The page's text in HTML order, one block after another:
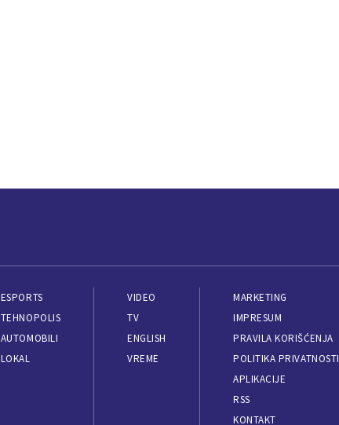
ESPORTS
TEHNOPOLIS
AUTOMOBILI
LOKAL
VIDEO
TV
ENGLISH
VREME
MARKETING
IMPRESUM
PRAVILA KORIŠĆENJA
POLITIKA PRIVATNOSTI
APLIKACIJE
RSS
KONTAKT